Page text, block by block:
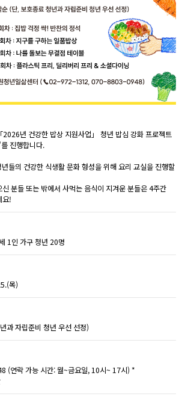
2026년 건강한 밥상 지원사업」 청년 밥심 강화 프로젝트
진행합니다.
들의 건강한 식생활 문화 형성을 위해 요리 교실을 진행할
분들 또는 밖에서 사먹는 음식이 지겨운 분들은 4주간
요!
1인 가구 청년 20명
목)
과 자립준비 청년 우선 선정)
(연락 가능 시간: 월~금요일, 10시~ 17시) *